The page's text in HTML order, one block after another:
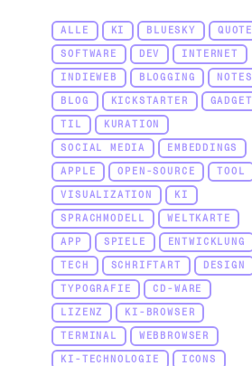
ALLE KI BLUESKY
QUOTE
SOFTWARE
DEV
INTERNET
INDIEWEB
BLOGGING
NOTES
BLOG
KICKSTARTER
GADGET
TIL
KURATION
SOCIAL MEDIA
EMBEDDINGS
APPLE
OPEN-SOURCE
TOOL
VISUALIZATION
KI
SPRACHMODELL
WELTKARTE
APP
SPIELE
ENTWICKLUNG
TECH
SCHRIFTART
DESIGN
TYPOGRAFIE
CD-WARE
LIZENZ
KI-BROWSER
TERMINAL
WEBBROWSER
KI-TECHNOLOGIE
ICONS